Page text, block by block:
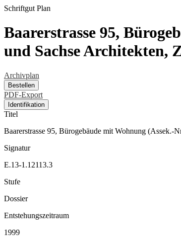
Schriftgut Plan
Baarerstrasse 95,
und Sachse Architekten,
Archivplan
Bestellen
PDF-Export
Identifikation
Titel
Baarerstrasse 95, Bürogebäude mit Wohnung (Assek.-
Signatur
E.13-1.12113.3
Stufe
Dossier
Entstehungszeitraum
1999